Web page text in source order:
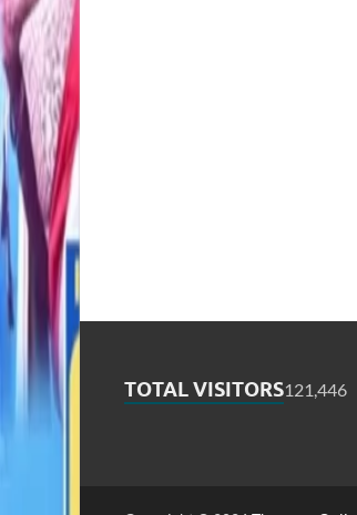
TOTAL VISITORS121,446